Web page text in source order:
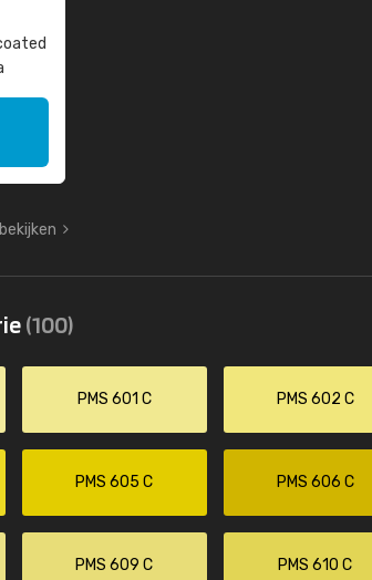
(100)
PMS 601 C PMS 602 C
PMS 605 C PMS 606 C
PMS 609 C PMS 610 C